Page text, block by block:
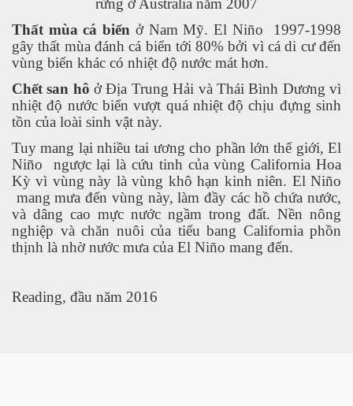
rừng ở Australia năm 2007
Thất mùa cá biển ở Nam Mỹ. El Niño
1997-1998
gây thất mùa đánh cá biển tới 80% bởi vì cá di cư đến
vùng biển khác có nhiệt độ nước mát hơn.
Chết san hô ở Địa Trung Hải và Thái Bình Dương vì
nhiệt độ nước biển vượt quá nhiệt độ chịu đựng sinh
tồn của loài sinh vật này.
Tuy mang lại nhiều tai ương cho phần lớn thế giới, El
Niño
ngược lại là cứu tinh của vùng California Hoa
Kỳ vì vùng này là vùng khô hạn kinh niên. El Niño
mang mưa đến vùng này, làm đầy các hồ chứa nước,
và dâng cao mực nước ngầm trong đất. Nền nông
nghiệp và chăn nuôi của tiểu bang California phồn
thịnh là nhờ nước mưa của El Niño mang đến.
Reading, đầu năm 2016
Listeria
làm gì?
ngọt